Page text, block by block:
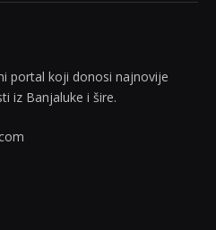
portal koji donosi najnovije
iz Banjaluke i šire.